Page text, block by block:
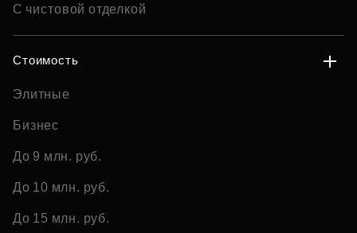
С чистовой отделкой
Стоимость
Элитные
Бизнес
До 9 млн. руб.
До 10 млн. руб.
До 15 млн. руб.